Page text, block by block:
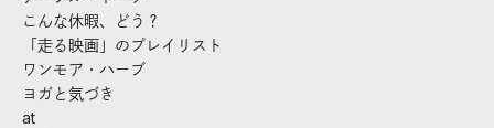
こんな休暇、どう？
「走る映画」のプレイリスト
ワンモア・ハーブ
ヨガと気づき
at